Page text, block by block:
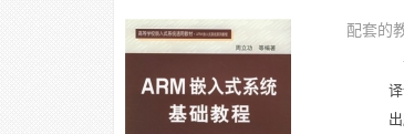
配套的
译